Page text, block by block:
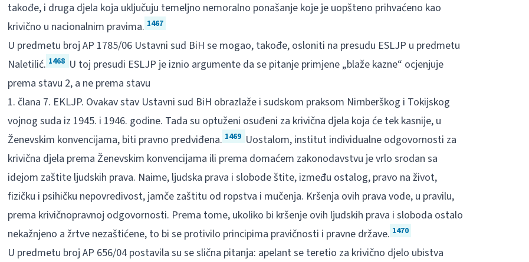
takođe, i druga djela koja uključuju temeljno nemoralno ponašanje koje je uopšteno prihvaćeno kao
krivično u nacionalnim pravima. 1467
U predmetu broj AP 1785/06 Ustavni sud BiH se mogao, takođe, osloniti na presudu ESLJP u predmetu
Naletilić. 1468 U toj presudi ESLJP je iznio argumente da se pitanje primjene „blaže kazne“ ocjenjuje
prema stavu 2, a ne prema stavu
1. člana 7. EKLJP. Ovakav stav Ustavni sud BiH obrazlaže i sudskom praksom Nirnberškog i Tokijskog
vojnog suda iz 1945. i 1946. godine. Tada su optuženi osuđeni za krivična djela koja će tek kasnije, u
Ženevskim konvencijama, biti pravno predviđena. 1469 Uostalom, institut individualne odgovornosti za
krivična djela prema Ženevskim konvencijama ili prema domaćem zakonodavstvu je vrlo srodan sa
idejom zaštite ljudskih prava. Naime, ljudska prava i slobode štite, između ostalog, pravo na život,
fizičku i psihičku nepovredivost, jamče zaštitu od ropstva i mučenja. Kršenja ovih prava vode, u pravilu,
prema krivičnopravnoj odgovornosti. Prema tome, ukoliko bi kršenje ovih ljudskih prava i sloboda ostalo
nekažnjeno a žrtve nezaštićene, to bi se protivilo principima pravičnosti i pravne države. 1470
U predmetu broj AP 656/04 postavila su se slična pitanja: apelant se teretio za krivično djelo ubistva